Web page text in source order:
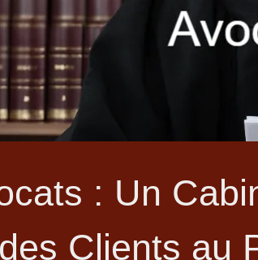
: Un
Clients au